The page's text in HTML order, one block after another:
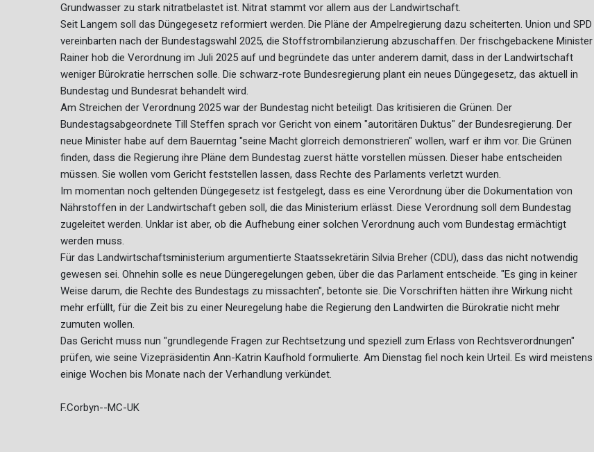
Grundwasser zu stark nitratbelastet ist. Nitrat stammt vor allem aus der Landwirtschaft.
Seit Langem soll das Düngegesetz reformiert werden. Die Pläne der Ampelregierung dazu scheiterten. Union und SPD
vereinbarten nach der Bundestagswahl 2025, die Stoffstrombilanzierung abzuschaffen. Der frischgebackene Minister
Rainer hob die Verordnung im Juli 2025 auf und begründete das unter anderem damit, dass in der Landwirtschaft
weniger Bürokratie herrschen solle. Die schwarz-rote Bundesregierung plant ein neues Düngegesetz, das aktuell in
Bundestag und Bundesrat behandelt wird.
Am Streichen der Verordnung 2025 war der Bundestag nicht beteiligt. Das kritisieren die Grünen. Der
Bundestagsabgeordnete Till Steffen sprach vor Gericht von einem "autoritären Duktus" der Bundesregierung. Der
neue Minister habe auf dem Bauerntag "seine Macht glorreich demonstrieren" wollen, warf er ihm vor. Die Grünen
finden, dass die Regierung ihre Pläne dem Bundestag zuerst hätte vorstellen müssen. Dieser habe entscheiden
müssen. Sie wollen vom Gericht feststellen lassen, dass Rechte des Parlaments verletzt wurden.
Im momentan noch geltenden Düngegesetz ist festgelegt, dass es eine Verordnung über die Dokumentation von
Nährstoffen in der Landwirtschaft geben soll, die das Ministerium erlässt. Diese Verordnung soll dem Bundestag
zugeleitet werden. Unklar ist aber, ob die Aufhebung einer solchen Verordnung auch vom Bundestag ermächtigt
werden muss.
Für das Landwirtschaftsministerium argumentierte Staatssekretärin Silvia Breher (CDU), dass das nicht notwendig
gewesen sei. Ohnehin solle es neue Düngeregelungen geben, über die das Parlament entscheide. "Es ging in keiner
Weise darum, die Rechte des Bundestags zu missachten", betonte sie. Die Vorschriften hätten ihre Wirkung nicht
mehr erfüllt, für die Zeit bis zu einer Neuregelung habe die Regierung den Landwirten die Bürokratie nicht mehr
zumuten wollen.
Das Gericht muss nun "grundlegende Fragen zur Rechtsetzung und speziell zum Erlass von Rechtsverordnungen"
prüfen, wie seine Vizepräsidentin Ann-Katrin Kaufhold formulierte. Am Dienstag fiel noch kein Urteil. Es wird meistens
einige Wochen bis Monate nach der Verhandlung verkündet.
F.Corbyn--MC-UK